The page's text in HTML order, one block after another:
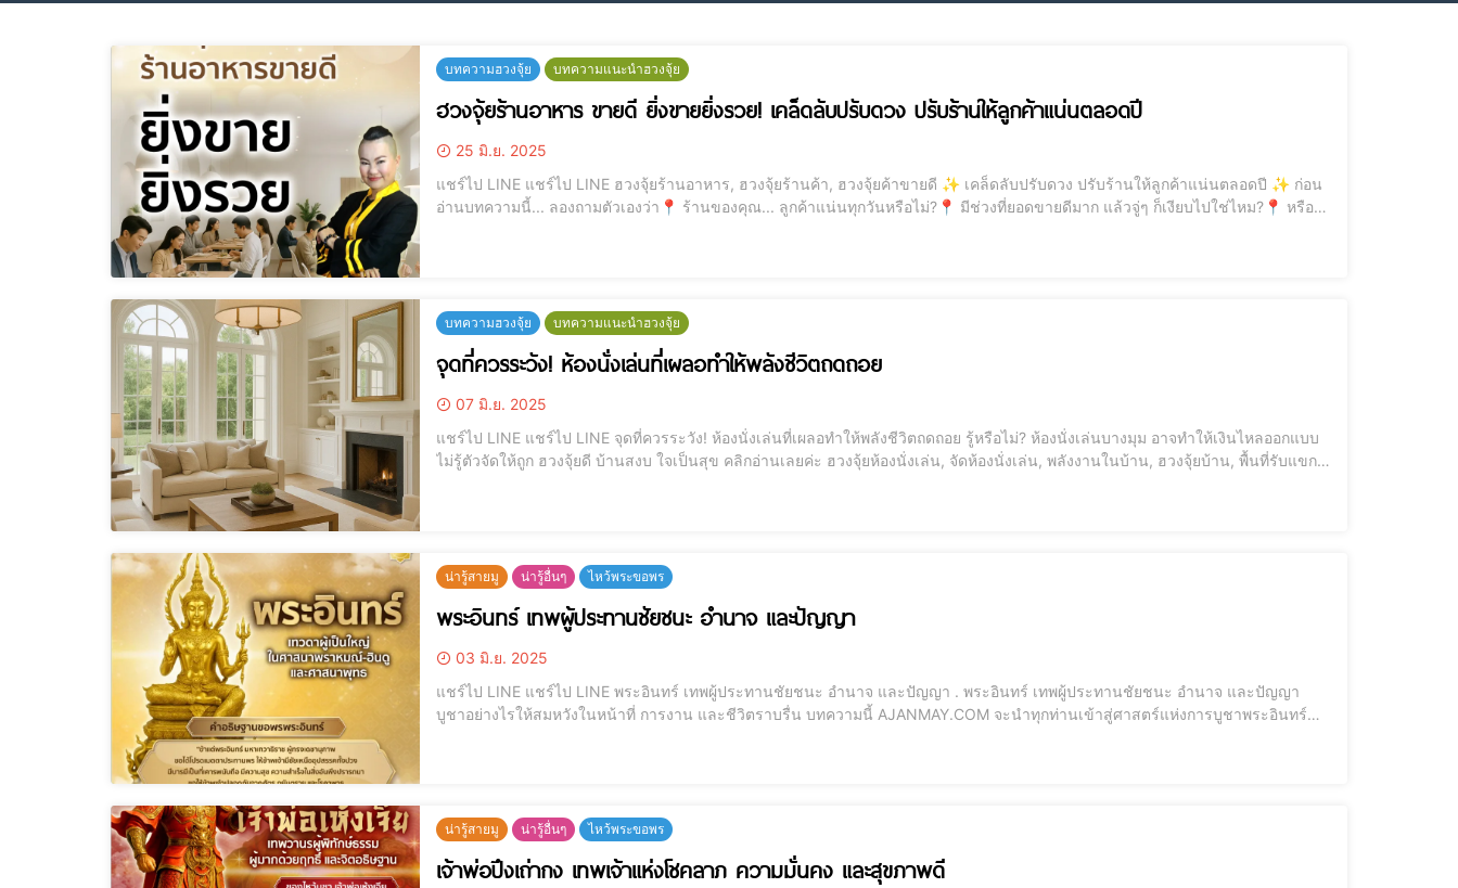
บทความฮวงจุ้ย บทความแนะนำฮวงจุ้ย
ฮวงจุ้ยร้านอาหาร ขายดี ยิ่งขายยิ่งรวย! เคล็ดลับปรับดวง ปรับร้านให้ลูกค้าแน่นตลอดปี
25 มิ.ย. 2025
แชร์ไป LINE แชร์ไป LINE ฮวงจุ้ยร้านอาหาร, ฮวงจุ้ยร้านค้า, ฮวงจุ้ยค้าขายดี ✨ เคล็ดลับปรับดวง ปรับร้านให้ลูกค้าแน่นตลอดปี ✨ ก่อน
อ่านบทความนี้... ลองถามตัวเองว่า📍 ร้านของคุณ... ลูกค้าแน่นทุกวันหรือไม่?📍 มีช่วงที่ยอดขายดีมาก แล้วจู่ๆ ก็เงียบไปใช่ไหม?📍 หรือ
บทความฮวงจุ้ย บทความแนะนำฮวงจุ้ย
จุดที่ควรระวัง! ห้องนั่งเล่นที่เผลอทำให้พลังชีวิตถดถอย
07 มิ.ย. 2025
แชร์ไป LINE แชร์ไป LINE จุดที่ควรระวัง! ห้องนั่งเล่นที่เผลอทำให้พลังชีวิตถดถอย รู้หรือไม่? ห้องนั่งเล่นบางมุม อาจทำให้เงินไหลออกแบบ
ไม่รู้ตัวจัดให้ถูก ฮวงจุ้ยดี บ้านสงบ ใจเป็นสุข คลิกอ่านเลยค่ะ ฮวงจุ้ยห้องนั่งเล่น, จัดห้องนั่งเล่น, พลังงานในบ้าน, ฮวงจุ้ยบ้าน, พื้นที่รับแขก,
น่ารู้สายมู น่ารู้อื่นๆ ไหว้พระขอพร
พระอินทร์ เทพผู้ประทานชัยชนะ อำนาจ และปัญญา
03 มิ.ย. 2025
แชร์ไป LINE แชร์ไป LINE พระอินทร์ เทพผู้ประทานชัยชนะ อำนาจ และปัญญา . พระอินทร์ เทพผู้ประทานชัยชนะ อำนาจ และปัญญา
บูชาอย่างไรให้สมหวังในหน้าที่ การงาน และชีวิตราบรื่น บทความนี้ AJANMAY.COM จะนำทุกท่านเข้าสู่ศาสตร์แห่งการบูชาพระอินทร์
น่ารู้สายมู น่ารู้อื่นๆ ไหว้พระขอพร
เจ้าพ่อปึงเถ่ากง เทพเจ้าแห่งโชคลาภ ความมั่นคง และสุขภาพดี